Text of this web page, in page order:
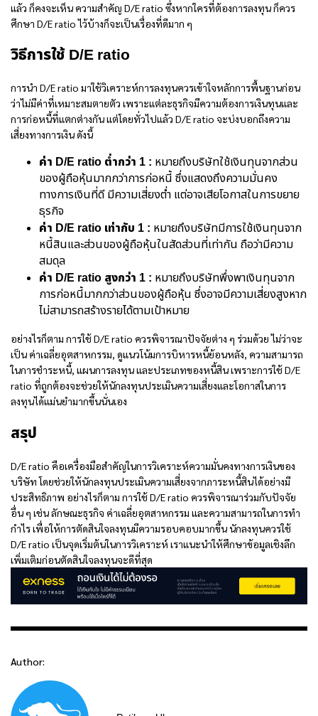
แล้ว ก็คงจะเห็น ความสำคัญ D/E ratio ซึ่งหากใครที่ต้องการลงทุน ก็ควร
ศึกษา D/E ratio ไว้บ้างก็จะเป็นเรื่องที่ดีมาก ๆ
วิธีการใช้ D/E ratio
การนำ D/E ratio มาใช้วิเคราะห์การลงทุนควรเข้าใจหลักการพื้นฐานก่อน
ว่าไม่มีค่าที่เหมาะสมตายตัว เพราะแต่ละธุรกิจมีความต้องการเงินทุนและ
การก่อหนี้ที่แตกต่างกัน แต่โดยทั่วไปแล้ว D/E ratio จะบ่งบอกถึงความ
เสี่ยงทางการเงิน ดังนี้
ค่า D/E ratio ต่ำกว่า 1 : หมายถึงบริษัทใช้เงินทุนจากส่วน
ของผู้ถือหุ้นมากกว่าการก่อหนี้ ซึ่งแสดงถึงความมั่นคง
ทางการเงินที่ดี มีความเสี่ยงต่ำ แต่อาจเสียโอกาสในการขยาย
ธุรกิจ
ค่า D/E ratio เท่ากับ 1 : หมายถึงบริษัทมีการใช้เงินทุนจาก
หนี้สินและส่วนของผู้ถือหุ้นในสัดส่วนที่เท่ากัน ถือว่ามีความ
สมดุล
ค่า D/E ratio สูงกว่า 1 : หมายถึงบริษัทพึ่งพาเงินทุนจาก
การก่อหนี้มากกว่าส่วนของผู้ถือหุ้น ซึ่งอาจมีความเสี่ยงสูงหาก
ไม่สามารถสร้างรายได้ตามเป้าหมาย
อย่างไรก็ตาม การใช้ D/E ratio ควรพิจารณาปัจจัยต่าง ๆ ร่วมด้วย ไม่ว่าจะ
เป็น ค่าเฉลี่ยอุตสาหกรรม, ดูแนวโน้มการบิหารหนี้ย้อนหลัง, ความสามารถ
ในการชำระหนี้, แผนการลงทุน และประเภทของหนี้สิน เพราะการใช้ D/E
ratio ที่ถูกต้องจะช่วยให้นักลงทุนประเมินความเสี่ยงและโอกาสในการ
ลงทุนได้แม่นยำมากขึ้นนั่นเอง
สรุป
D/E ratio คือเครื่องมือสำคัญในการวิเคราะห์ความมั่นคงทางการเงินของ
บริษัท โดยช่วยให้นักลงทุนประเมินความเสี่ยงจากภาระหนี้สินได้อย่างมี
ประสิทธิภาพ อย่างไรก็ตาม การใช้ D/E ratio ควรพิจารณาร่วมกับปัจจัย
อื่น ๆ เช่น ลักษณะธุรกิจ ค่าเฉลี่ยอุตสาหกรรม และความสามารถในการทำ
กำไร เพื่อให้การตัดสินใจลงทุนมีความรอบคอบมากขึ้น นักลงทุนควรใช้
D/E ratio เป็นจุดเริ่มต้นในการวิเคราะห์ เราแนะนำให้ศึกษาข้อมูลเชิงลึก
เพิ่มเติมก่อนตัดสินใจลงทุนจะดีที่สุด
Author: